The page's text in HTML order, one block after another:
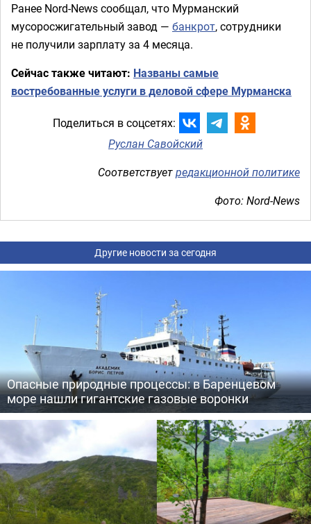
Ранее Nord-News сообщал, что Мурманский
мусоросжигательный завод — банкрот, сотрудники
не получили зарплату за 4 месяца.
Сейчас также читают: Названы самые
востребованные услуги в деловой сфере Мурманска
Поделиться в соцсетях:
Руслан Савойский
Соответствуетредакционной политике
Фото: Nord-News
Другие новости за сегодня
Опасные природные процессы: в Баренцевом
море нашли гигантские газовые воронки